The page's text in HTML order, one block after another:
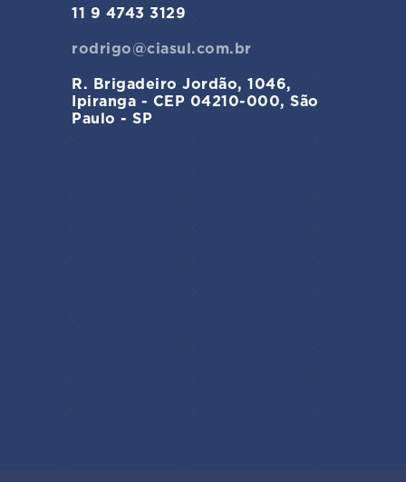
11 9 4743 3129
rodrigo@ciasul.com.br
R. Brigadeiro Jordão, 1046,
Ipiranga - CEP 04210-000, São
Paulo - SP